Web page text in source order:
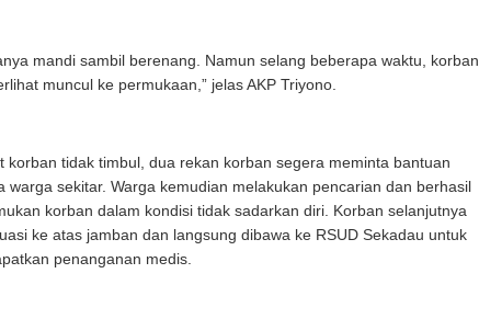
mandi sambil berenang. Namun selang beberapa waktu, korban
muncul ke permukaan,” jelas AKP Triyono.
korban tidak timbul, dua rekan korban segera meminta bantuan
warga sekitar. Warga kemudian melakukan pencarian dan berhasil
korban dalam kondisi tidak sadarkan diri. Korban selanjutnya
ke atas jamban dan langsung dibawa ke RSUD Sekadau untuk
penanganan medis.